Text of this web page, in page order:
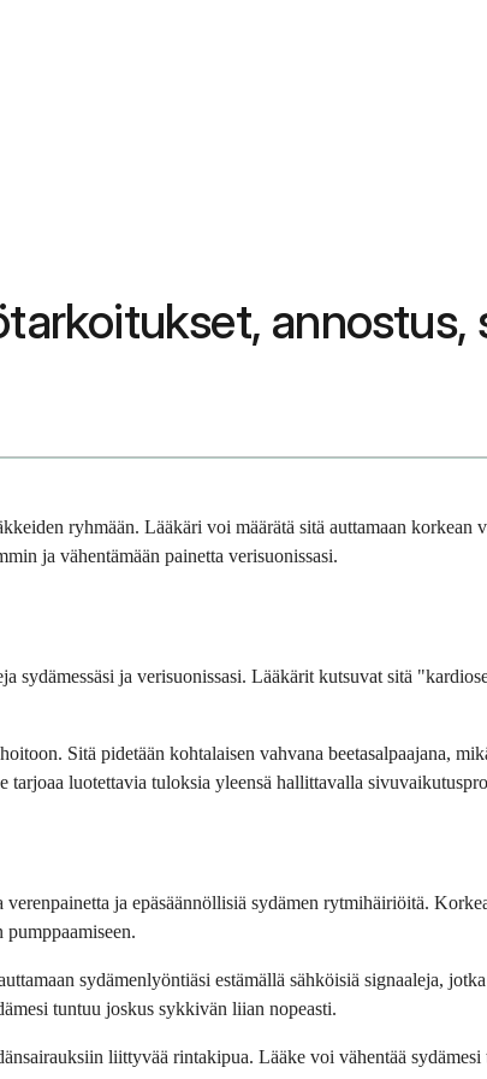
ryhmään. Lääkäri voi määrätä sitä auttamaan
ja vähentämään painetta verisuonissasi.
sydämessäsi ja verisuonissasi. Lääkärit kutsuvat sitä
Sitä pidetään kohtalaisen vahvana beetasalpaajana,
luotettavia tuloksia yleensä hallittavalla
ja epäsäännöllisiä sydämen rytmihäiriöitä.
pumppaamiseen.
sydämenlyöntiäsi estämällä sähköisiä signaaleja,
tuntuu joskus sykkivän liian nopeasti.
liittyvää rintakipua. Lääke voi vähentää